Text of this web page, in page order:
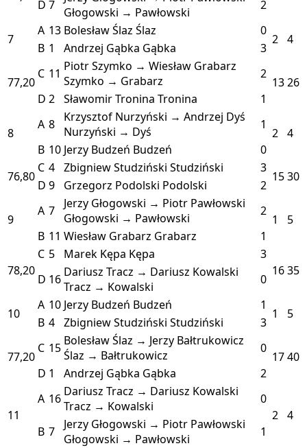
D 7
Głogowski → Pawłowski
2
7
A 13 Bolesław Ślaz Ślaz 0
2 4
B 1 Andrzej Gąbka Gąbka 3
77,20
C 11 Piotr Szymko → Wiesław Grabarz
Szymko → Grabarz
2
1326
D 2 Sławomir Tronina Tronina 1
8
A 8
Krzysztof Nurzyński → Andrzej Dyś
Nurzyński → Dyś
1
2 4
B 10 Jerzy Budzeń Budzeń
0
76,80
C 4 Zbigniew Studziński Studziński 3
1530
D 9 Grzegorz Podolski Podolski 2
9
A 7
Jerzy Głogowski → Piotr Pawłowski
Głogowski → Pawłowski
2
1
5
B 11 Wiesław Grabarz Grabarz 1
78,20
C 5 Marek Kępa Kępa
3
1635
D 16 Dariusz Tracz → Dariusz Kowalski
Tracz → Kowalski
0
10
A 10 Jerzy Budzeń Budzeń 1
1 5
B 4 Zbigniew Studziński Studziński 3
77,20
C 15 Bolesław Ślaz → Jerzy Bałtrukowicz
Ślaz → Bałtrukowicz
0
1740
D 1 Andrzej Gąbka Gąbka 2
11
A 16 Dariusz Tracz → Dariusz Kowalski
Tracz → Kowalski
0
2 4
B 7
Jerzy Głogowski → Piotr Pawłowski
Głogowski → Pawłowski
1